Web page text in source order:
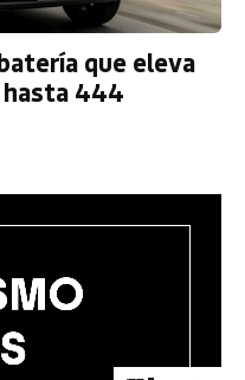
que eleva
444